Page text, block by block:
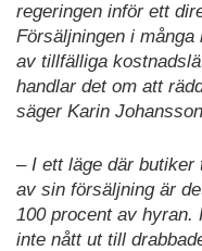
regeringen inför ett
Försäljningen i
av tillfälliga
handlar det om att
säger Karin
– I ett läge där butiker
av sin försäljning är
100 procent av
inte nått ut till